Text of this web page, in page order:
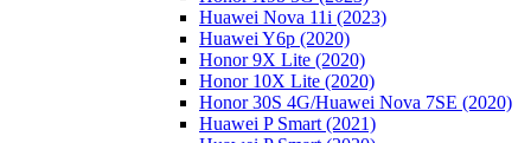
Huawei Nova 11i (2023)
Huawei Y6p (2020)
Honor 9X Lite (2020)
Honor 10X Lite (2020)
Honor 30S 4G/Huawei Nova 7SE (2020)
Huawei P Smart (2021)